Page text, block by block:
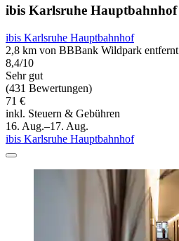
ibis Karlsruhe Hauptbahnhof
ibis Karlsruhe Hauptbahnhof
2,8 km von BBBank Wildpark entfernt
8,4/10
Sehr gut
(431 Bewertungen)
71 €
inkl. Steuern & Gebühren
16. Aug.–17. Aug.
ibis Karlsruhe Hauptbahnhof